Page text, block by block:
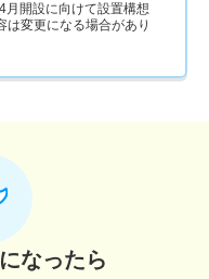
開設に向けて設置構想
変更になる場合があり
なったら